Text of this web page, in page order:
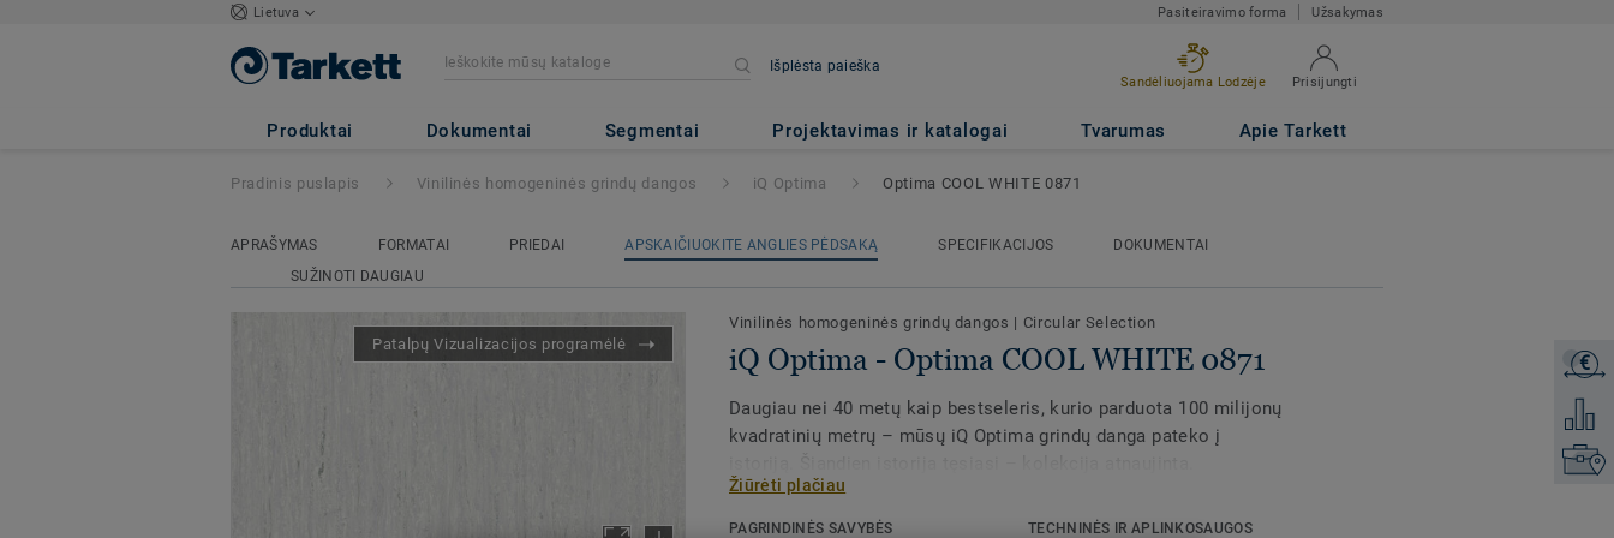
Lietuva Pasiteiravimo forma Užsakymas
Išplėsta paieška
Sandėliuojama Lodzėje Prisijungti
Produktai Dokumentai Segmentai Projektavimas ir katalogai Tvarumas Apie Tarkett
iQ Optima - Optima COOL WHITE 0871
€
Pridėti
Pradinis puslapis Vinilinės homogeninės grindų dangos iQ Optima Optima COOL WHITE 0871
APRAŠYMAS FORMATAI PRIEDAI APSKAIČIUOKITE ANGLIES PĖDSAKĄ SPECIFIKACIJOS
DOKUMENTAI
SUŽINOTI DAUGIAU
Patalpų Vizualizacijos programėlė
Vinilinės homogeninės grindų dangos | Circular Selection
iQ Optima - Optima COOL WHITE 0871
Daugiau nei 40 metų kaip bestseleris, kurio parduota 100 milijonų
kvadratinių metrų – mūsų iQ Optima grindų danga pateko į
iQ Optima siūlo atnaujintą kryptinį efektą. Atnaujintas 3 raštų
Žiūrėti plačiau
PAGRINDINĖS SAVYBĖS
TECHNINĖS IR APLINKOSAUGOS